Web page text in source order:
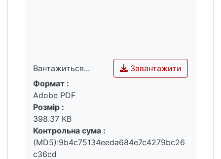
Вантажиться...
Вантажиться...
Завантажити
Формат :
Adobe PDF
Розмір :
398.37 KB
Контрольна сума :
(MD5):9b4c75134eeda684e7c4279bc26
c36cd